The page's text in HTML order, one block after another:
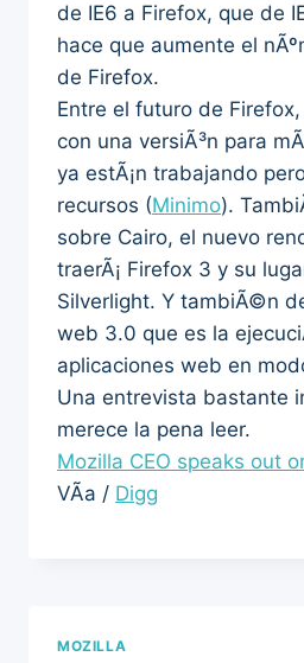
de IE6 a Firefox, que de
hace que aumente el
de Firefox.
Entre el futuro de
con una versiÃ³n para
ya estÃ¡n trabajando
recursos (Minimo).
sobre Cairo, el nuevo
traerÃ¡ Firefox 3 y su
Silverlight. Y tambiÃ©n
web 3.0 que es la
aplicaciones web en
Una entrevista bastante
merece la pena leer.
Mozilla CEO speaks out
VÃ­a / Digg
MOZILLA